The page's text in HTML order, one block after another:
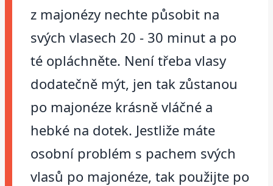
z majonézy nechte působit na
svých vlasech 20 - 30 minut a po
té opláchněte. Není třeba vlasy
dodatečně mýt, jen tak zůstanou
po majonéze krásně vláčné a
hebké na dotek. Jestliže máte
osobní problém s pachem svých
vlasů po majonéze, tak použijte po